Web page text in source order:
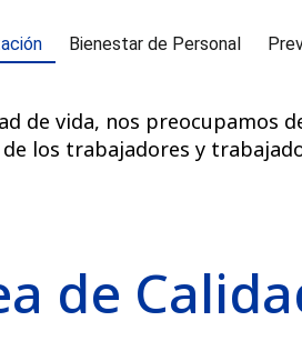
Bienestar de Personal
de vida, nos preocupamos
los trabajadores y
de